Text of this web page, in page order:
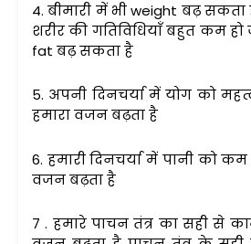
4. बीमारी में भी weight बढ़ सकता
शरीर की गतिविधियाँ बहुत कम
fat बढ़ सकता है
5. अपनी दिनचर्या में योग को
हमारा वजन बढ़ता है
6. हमारी दिनचर्या में पानी को
वजन बढ़ता है
7 . हमारे पाचन तंत्र का सही से